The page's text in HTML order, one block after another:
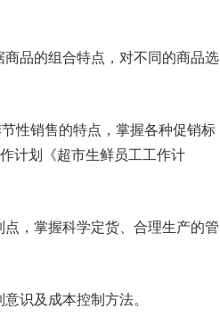
品的组合特点，对不同的商品选
性销售的特点，掌握各种促销标
计划《超市生鲜员工工作计
，掌握科学定货、合理生产的管
识及成本控制方法。